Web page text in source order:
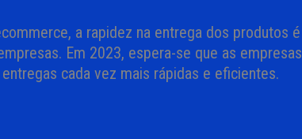
a rapidez na entrega dos produtos é
Em 2023, espera-se que as empresas
cada vez mais rápidas e eficientes.